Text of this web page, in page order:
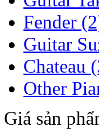
Fender
Guitar
Chateau
Other
Giá sản